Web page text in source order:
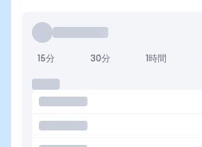
15分 30分 1時間